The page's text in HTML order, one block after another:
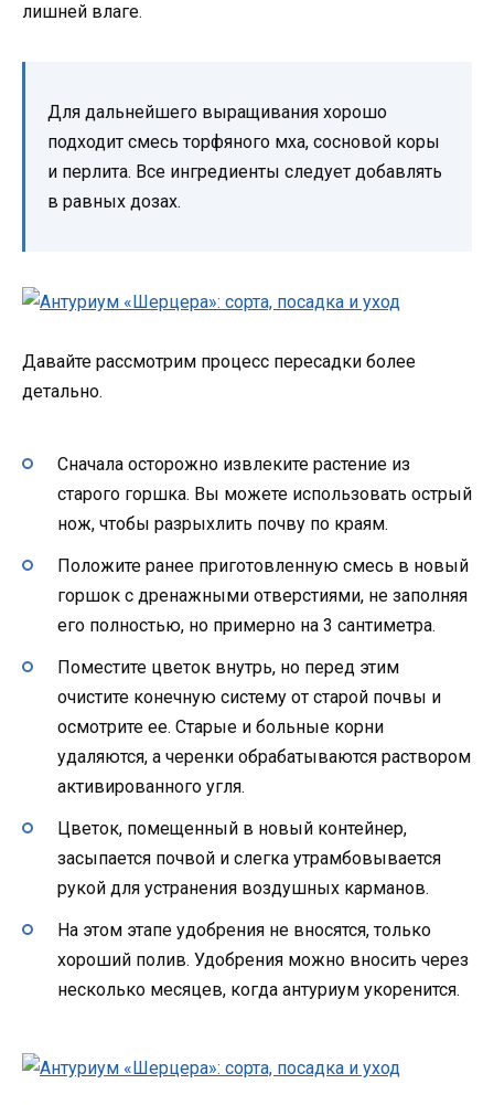
лишней влаге.
Для дальнейшего выращивания хорошо
подходит смесь торфяного мха, сосновой коры
и перлита. Все ингредиенты следует добавлять
в равных дозах.
Давайте рассмотрим процесс пересадки более
детально.
Сначала осторожно извлеките растение из
старого горшка. Вы можете использовать острый
нож, чтобы разрыхлить почву по краям.
Положите ранее приготовленную смесь в новый
горшок с дренажными отверстиями, не заполняя
его полностью, но примерно на 3 сантиметра.
Поместите цветок внутрь, но перед этим
очистите конечную систему от старой почвы и
осмотрите ее. Старые и больные корни
удаляются, а черенки обрабатываются раствором
активированного угля.
Цветок, помещенный в новый контейнер,
засыпается почвой и слегка утрамбовывается
рукой для устранения воздушных карманов.
На этом этапе удобрения не вносятся, только
хороший полив. Удобрения можно вносить через
несколько месяцев, когда антуриум укоренится.